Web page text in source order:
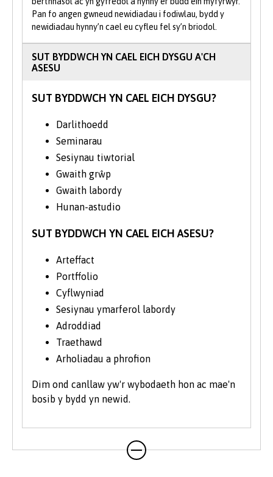
Yn ogystal â datblygu eich sgiliau gwaith
tîm a chyfathrebu, mae project mawr
MComp yn baratoad gwych ar gyfer tîm
project blaenllaw yn y byd go iawn yn y
dyfodol. Byddwch yn dysgu sut i siarad â
dylunio, adeiladu a phrofi datrysiad
meddalwedd neu galedwedd.
Mae’r Project Tîm MComp craidd yn gofyn
i chi gymryd rhan mewn ymchwiliad grŵp
o bwnc technegol, yna rhoi cyflwyniad
grŵp o'ch canlyniadau a chyflwyno
traethawd hir grŵp. Erbyn i chi raddio,
ddyfnach o faes cyfrifiadureg.
Pan fo angen gwneud newidiadau i fodiwlau, bydd y
newidiadau hynny’n cael eu cyfleu fel sy’n briodol.
SUT BYDDWCH YN CAEL EICH DYSGU A'CH
ASESU
SUT BYDDWCH YN CAEL EICH DYSGU?
Darlithoedd
Seminarau
Sesiynau tiwtorial
Gwaith grŵp
Gwaith labordy
Hunan-astudio
SUT BYDDWCH YN CAEL EICH ASESU?
Arteffact
Portffolio
Cyflwyniad
Sesiynau ymarferol labordy
Adroddiad
Traethawd
Arholiadau a phrofion
Dim ond canllaw yw'r wybodaeth hon ac mae'n
bosib y bydd yn newid.